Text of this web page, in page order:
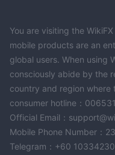
You are visiting the
mobile products are an
global users. When using
consciously abide by the
country and region where
consumer hotline：
Official Email：
Mobile Phone Number：
Telegram：+60